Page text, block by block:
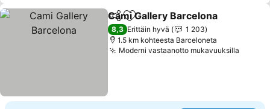
Jaa Lisää suosikkeihin
Cami Gallery Barcelona
8,3 Erittäin hyvä
1 203
1.5 km kohteesta Barceloneta
Moderni vastaanotto mukavuuksilla